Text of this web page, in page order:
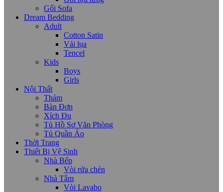
Gối Sofa
Dream Bedding
Adult
Cotton Satin
Vải lụa
Tencel
Kids
Boys
Girls
Nội Thất
Thảm
Bàn Đơn
Xích Đu
Tủ Hồ Sơ Văn Phòng
Tủ Quần Áo
Thời Trang
Thiết Bị Vệ Sinh
Nhà Bếp
Vòi rửa chén
Nhà Tắm
Vòi Lavabo